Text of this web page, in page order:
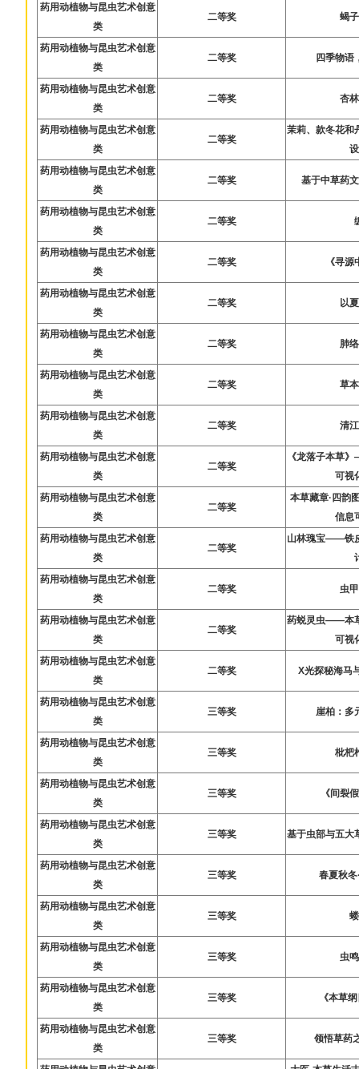
药用动植物与昆虫艺术创意
类
二等奖 蝎
药用动植物与昆虫艺术创意
类
二等奖 四季物语
药用动植物与昆虫艺术创意
类
二等奖 杏
药用动植物与昆虫艺术创意
类
二等奖
茉莉、款冬花和
药用动植物与昆虫艺术创意
类
二等奖 基于中草药
药用动植物与昆虫艺术创意
类
二等奖
药用动植物与昆虫艺术创意
类
二等奖 《寻
药用动植物与昆虫艺术创意
类
二等奖 以
药用动植物与昆虫艺术创意
类
二等奖 肺
药用动植物与昆虫艺术创意
类
二等奖 草
药用动植物与昆虫艺术创意
类
二等奖 清
药用动植物与昆虫艺术创意
类
二等奖
《龙落子本草
可视
药用动植物与昆虫艺术创意
类
二等奖
本草藏章·四
信息
药用动植物与昆虫艺术创意
类
二等奖
山林瑰宝——铁
药用动植物与昆虫艺术创意
类
二等奖 虫
药用动植物与昆虫艺术创意
类
二等奖
药蜕灵虫——本
可视
药用动植物与昆虫艺术创意
类
二等奖 X光探秘海马
药用动植物与昆虫艺术创意
类
三等奖 崖柏：多
药用动植物与昆虫艺术创意
类
三等奖 枇杷
药用动植物与昆虫艺术创意
类
三等奖 《间裂
药用动植物与昆虫艺术创意
类
三等奖 基于虫部与五大
药用动植物与昆虫艺术创意
类
三等奖 春夏秋冬
药用动植物与昆虫艺术创意
类
三等奖
药用动植物与昆虫艺术创意
类
三等奖 虫
药用动植物与昆虫艺术创意
类
三等奖 《本草
药用动植物与昆虫艺术创意
类
三等奖 领悟草药